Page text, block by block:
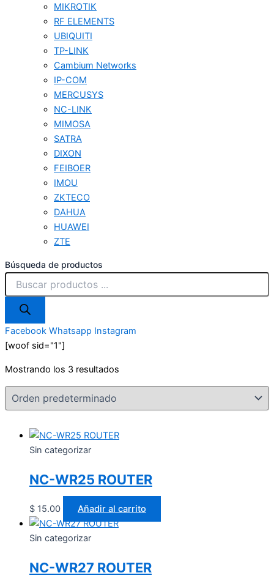
MIKROTIK
RF ELEMENTS
UBIQUITI
TP-LINK
Cambium Networks
IP-COM
MERCUSYS
NC-LINK
MIMOSA
SATRA
DIXON
FEIBOER
IMOU
ZKTECO
DAHUA
HUAWEI
ZTE
Búsqueda de productos
Facebook Whatsapp Instagram
[woof sid="1"]
Mostrando los 3 resultados
Sin categorizar
NC-WR25 ROUTER
$ 15.00 Añadir al carrito
Sin categorizar
NC-WR27 ROUTER